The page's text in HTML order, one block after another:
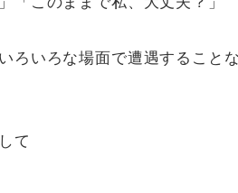
ろいろな場面で遭遇すること
て